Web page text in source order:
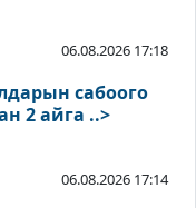
06.08.2026 17:18
сабоого
2 айга ..>
06.08.2026 17:14